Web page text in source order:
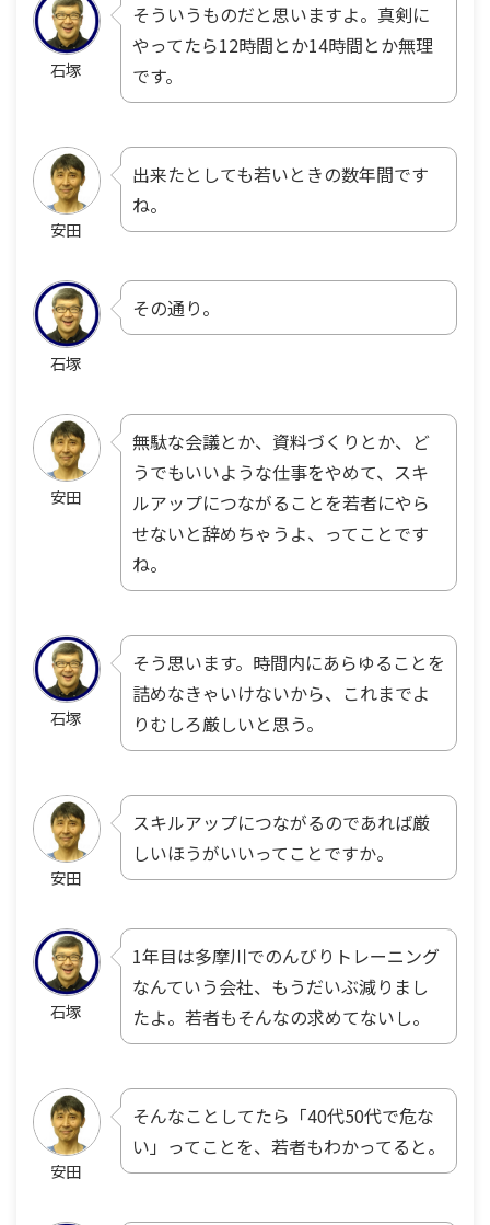
石塚
そういうものだと思いますよ。真剣に
やってたら12時間とか14時間とか無理
です。
安田
出来たとしても若いときの数年間です
ね。
石塚
その通り。
安田
無駄な会議とか、資料づくりとか、ど
うでもいいような仕事をやめて、スキ
ルアップにつながることを若者にやら
せないと辞めちゃうよ、ってことです
ね。
石塚
そう思います。時間内にあらゆることを
詰めなきゃいけないから、これまでよ
りむしろ厳しいと思う。
安田
スキルアップにつながるのであれば厳
しいほうがいいってことですか。
石塚
1年目は多摩川でのんびりトレーニング
なんていう会社、もうだいぶ減りまし
たよ。若者もそんなの求めてないし。
安田
そんなことしてたら「40代50代で危な
い」ってことを、若者もわかってると。